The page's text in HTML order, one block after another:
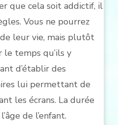
que cela soit addictif, il
Vous ne pourrez
leur vie, mais plutôt
le temps qu’ils y
d’établir des
lui permettant de
les écrans. La durée
de l’enfant.